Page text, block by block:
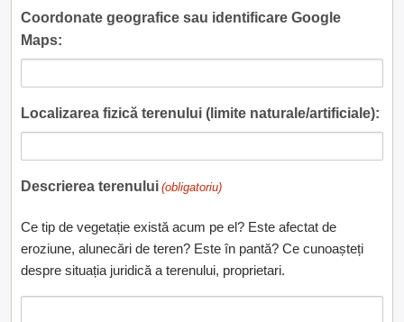
Coordonate geografice sau identificare Google
Maps:
Localizarea fizică terenului (limite naturale/artificiale):
Descrierea terenului (obligatoriu)
Ce tip de vegetație există acum pe el? Este afectat de
eroziune, alunecări de teren? Este în pantă? Ce cunoașteți
despre situația juridică a terenului, proprietari.